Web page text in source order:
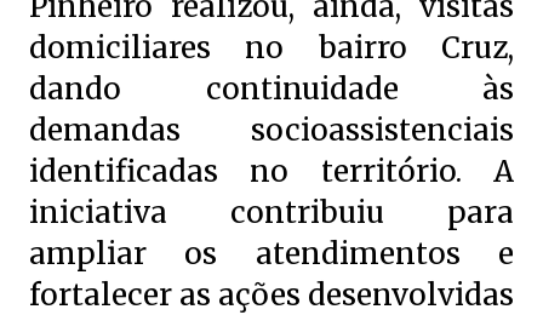
domiciliares no bairro Cruz,
dando continuidade às
demandas socioassistenciais
identificadas no território. A
iniciativa contribuiu para
ampliar os atendimentos e
fortalecer as ações desenvolvidas